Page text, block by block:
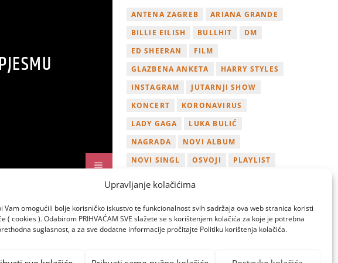
Upravljanje kolačićima
Vam omogućili bolje korisničko iskustvo te funkcionalnost svih sadržaja ova web stranica koristi
( cookies ). Odabirom PRIHVAĆAM SVE slažete se s korištenjem kolačića za koje je potrebna
suglasnost, a za sve dodatne informacije pročitajte Politiku korištenja kolačića.
pozvali bend
Blink-
ANTENA ZAGREB
ARIANA GRANDE
BILLIE EILISH
BULLHIT
DM
ED SHEERAN
FILM
GLAZBENA ANKETA
HARRY STYLES
INSTAGRAM
JUTARNJI SHOW
KONCERT
KORONAVIRUS
LADY GAGA
LUKA BULIĆ
NAGRADA
NOVI ALBUM
NOVI SINGL
OSVOJI
PLAYLIST
ZAGREB